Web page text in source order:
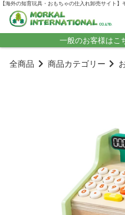
【海外の知育玩具・おもちゃの仕入れ卸売サイト
一般のお客様はこ
全商品 商品カテゴリー